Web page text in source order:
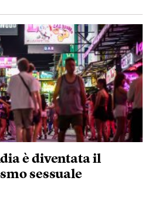
è diventata il
sessuale